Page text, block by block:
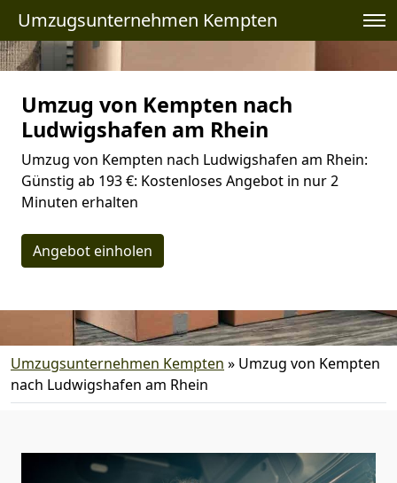
Umzugsunternehmen Kempten
Umzug von Kempten nach
Ludwigshafen am Rhein
Umzug von Kempten nach Ludwigshafen am Rhein:
Günstig ab 193 €: Kostenloses Angebot in nur 2
Minuten erhalten
Angebot einholen
Umzugsunternehmen Kempten » Umzug von Kempten
nach Ludwigshafen am Rhein